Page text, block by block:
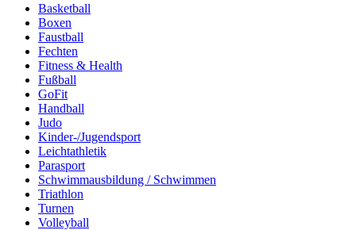
Basketball
Boxen
Faustball
Fechten
Fitness & Health
Fußball
GoFit
Handball
Judo
Kinder-/Jugendsport
Leichtathletik
Parasport
Schwimmausbildung / Schwimmen
Triathlon
Turnen
Volleyball